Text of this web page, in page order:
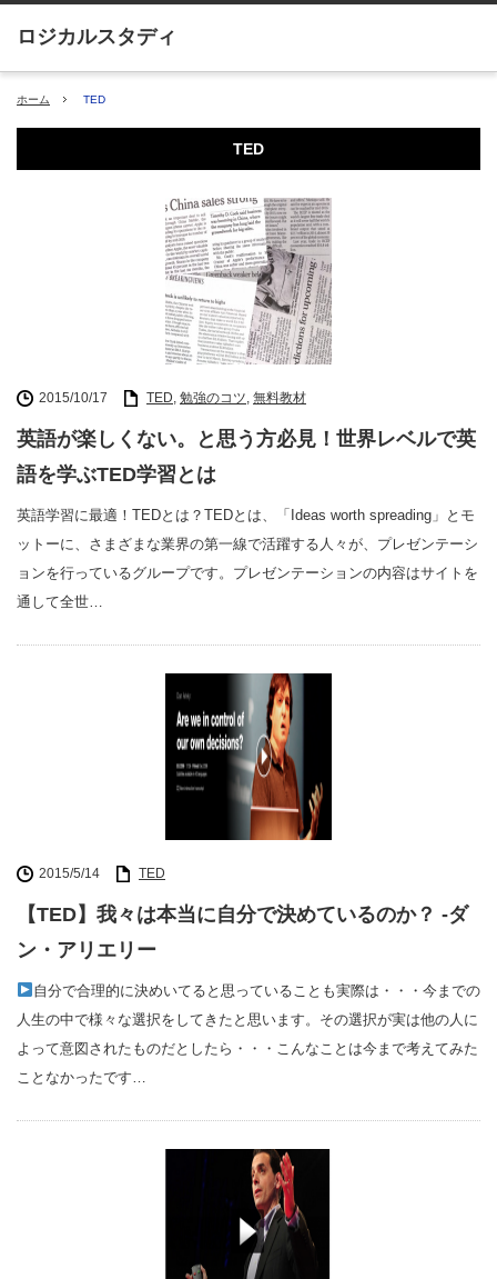
ホーム TED
TED
2015/10/17 TED, 勉強のコツ, 無料教材
英語が楽しくない。と思う方必見！世界レベルで英
語を学ぶTED学習とは
英語学習に最適！TEDとは？TEDとは、「Ideas worth spreading」とモ
ットーに、さまざまな業界の第一線で活躍する人々が、プレゼンテーシ
ョンを行っているグループです。プレゼンテーションの内容はサイトを
通して全世…
2015/5/14 TED
【TED】我々は本当に自分で決めているのか？ -ダ
ン・アリエリー
自分で合理的に決めいてると思っていることも実際は・・・今までの
人生の中で様々な選択をしてきたと思います。その選択が実は他の人に
よって意図されたものだとしたら・・・こんなことは今まで考えてみた
ことなかったです…